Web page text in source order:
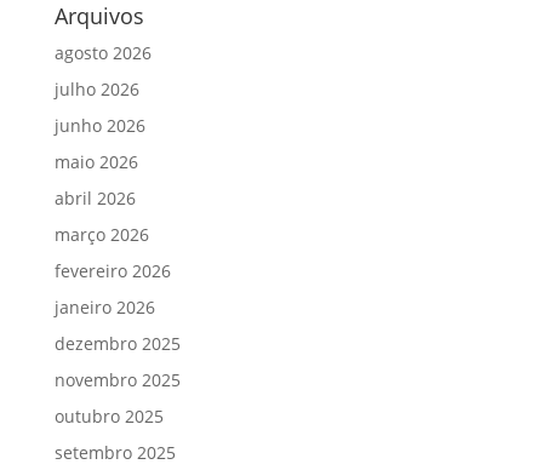
Arquivos
agosto 2026
julho 2026
junho 2026
maio 2026
abril 2026
março 2026
fevereiro 2026
janeiro 2026
dezembro 2025
novembro 2025
outubro 2025
setembro 2025